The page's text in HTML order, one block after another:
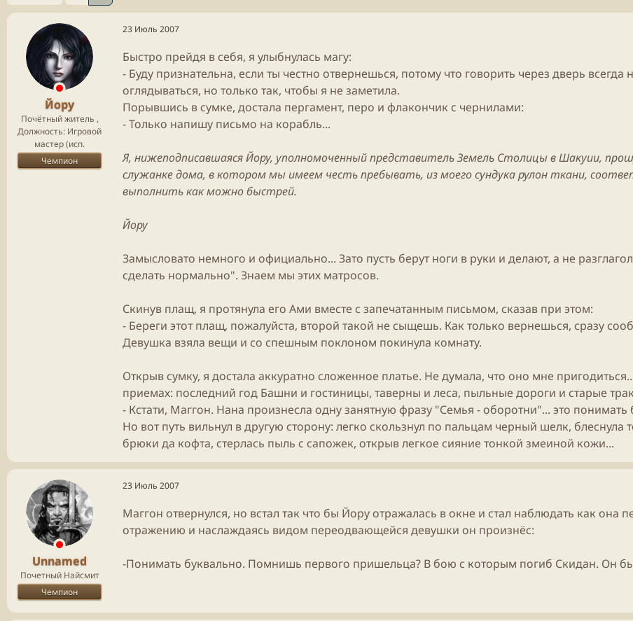
р
н
а
м
Йору
Почётный житель ,
Должность: Игровой
мастер (исп.
Чемпион
23 Июль 2007
Быстро прейдя в себя, я улыбнулась магу:
- Буду признательна, если ты честно отвернешься, потому что говорить через дверь
оглядываться, но только так, чтобы я не заметила.
Порывшись в сумке, достала пергамент, перо и флакончик с чернилами:
- Только напишу письмо на корабль...
Я, нижеподписавшаяся Йору, уполномоченный представитель Земель Столицы в Шакуии,
служанке дома, в котором мы имеем честь пребывать, из моего сундука рулон ткани,
выполнить как можно быстрей.
Йору
Замысловато немного и официально... Зато пусть берут ноги в руки и делают, а не
сделать нормально". Знаем мы этих матросов.
Скинув плащ, я протянула его Ами вместе с запечатанным письмом, сказав при этом:
- Береги этот плащ, пожалуйста, второй такой не сыщешь. Как только вернешься, сразу
Девушка взяла вещи и со спешным поклоном покинула комнату.
Открыв сумку, я достала аккуратно сложенное платье. Не думала, что оно мне
приемах: последний год Башни и гостиницы, таверны и леса, пыльные дороги и старые
- Кстати, Маггон. Нана произнесла одну занятную фразу "Семья -оборотни"... это понимать
Но вот путь вильнул в другую сторону: легко скользнул по пальцам черный шелк,
брюки да кофта, стерлась пыль с сапожек, открыв легкое сияние тонкой змеиной кожи...
Unnamed
Почетный Найсмит
Чемпион
23 Июль 2007
Маггон отвернулся, но встал так что бы Йору отражалась в окне и стал наблюдать как она
отражению и наслаждаясь видом переодвающейся девушки он произнёс:
-Понимать буквально. Помнишь первого пришельца? В бою с которым погиб Скидан. Он